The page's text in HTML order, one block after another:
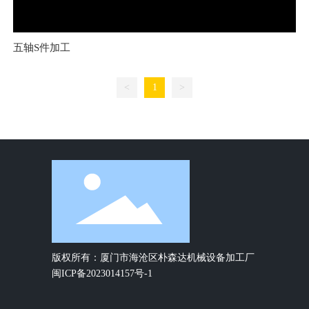
五轴S件加工
< 1 >
版权所有：厦门市海沧区朴森达机械设备加工厂
闽ICP备2023014157号-1